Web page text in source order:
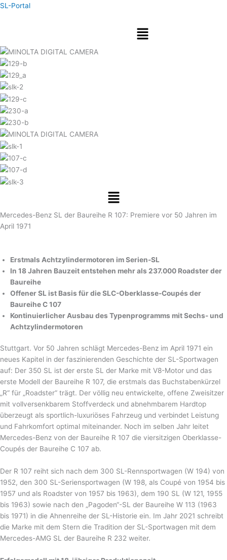
Zum
SL-Portal
Menü
Menü
Mercedes-Benz SL der Baureihe R 107: Premiere vor 50 Jahren im
April 1971
Erstmals Achtzylindermotoren im Serien-SL
In 18 Jahren Bauzeit entstehen mehr als 237.000 Roadster der
Baureihe
Offener SL ist Basis für die SLC-Oberklasse-Coupés der
Baureihe C 107
Kontinuierlicher Ausbau des Typenprogramms mit Sechs- und
Achtzylindermotoren
Stuttgart. Vor 50 Jahren schlägt Mercedes-Benz im April 1971 ein
neues Kapitel in der faszinierenden Geschichte der SL-Sportwagen
auf: Der 350 SL ist der erste SL der Marke mit V8-Motor und das
erste Modell der Baureihe R 107, die erstmals das Buchstabenkürzel
„R“ für „Roadster“ trägt. Der völlig neu entwickelte, offene Zweisitzer
mit vollversenkbarem Stoffverdeck und abnehmbarem Hardtop
überzeugt als sportlich-luxuriöses Fahrzeug und verbindet Leistung
und Fahrkomfort optimal miteinander. Noch im selben Jahr leitet
Mercedes-Benz von der Baureihe R 107 die viersitzigen Oberklasse-
Coupés der Baureihe C 107 ab.
Der R 107 reiht sich nach dem 300 SL-Rennsportwagen (W 194) von
1952, den 300 SL-Seriensportwagen (W 198, als Coupé von 1954 bis
1957 und als Roadster von 1957 bis 1963), dem 190 SL (W 121, 1955
bis 1963) sowie nach den „Pagoden“-SL der Baureihe W 113 (1963
bis 1971) in die Ahnenreihe der SL-Historie ein. Im Jahr 2021 schreibt
die Marke mit dem Stern die Tradition der SL-Sportwagen mit dem
Mercedes-AMG SL der Baureihe R 232 weiter.